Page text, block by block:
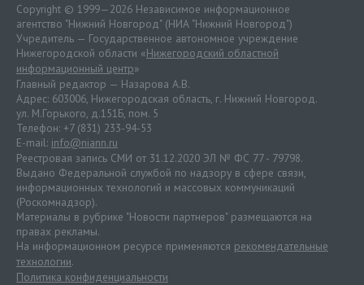
Copyright © 1999—2026 Независимое информационное
агентство "Нижний Новгород" (НИА "Нижний Новгород")
Учредитель — Государственное автономное учреждение
Нижегородской области «Нижегородский областной
информационный центр»
Главный редактор — Назарова А.В.
Адрес: 603006, Нижегородская область, г. Нижний Новгород.
ул. М.Горького, д.151Б, пом. 5
Телефон: +7 (831) 233-94-53
E-mail: info@niann.ru
Реестровая запись СМИ от 31.12.2020 ЭЛ № ФС 77 - 79798.
Выдано Федеральной службой по надзору в сфере связи,
информационных технологий и массовых коммуникаций
(Роскомнадзор).
Материалы в рубрике "Новости партнеров" размещаются на
правах рекламы.
На информационном ресурсе применяются рекомендательные
технологии.
Политика конфиденциальности